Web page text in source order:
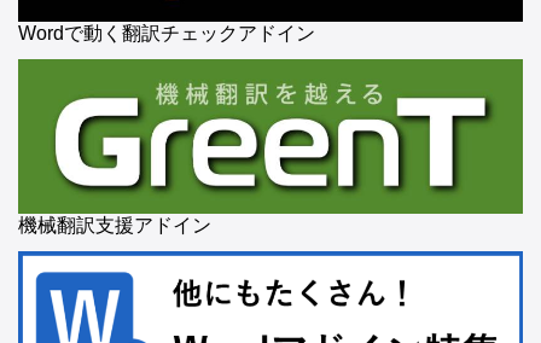
Wordで動く翻訳チェックアドイン
機械翻訳支援アドイン